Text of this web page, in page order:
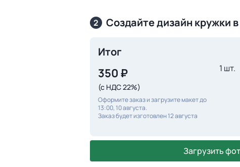
2 Создайте дизайн кружки
Итог
350 ₽
(с НДС 22%)
Оформите заказ и загрузите макет до
13:00, 10 августа.
Заказ будет изготовлен 12 августа
1 шт.
Загрузить